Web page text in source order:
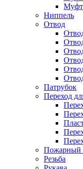
Ниппель
Отвод
Патрубок
Переход
Пожарный
Резьба